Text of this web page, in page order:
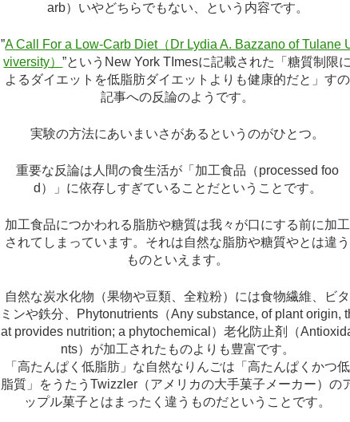
arb）いやどちらでもない、という内容です。
”A Call For a Low-Carb Diet（Dr Lydia A. Bazzano of Tulane
viversity）”というNew York TImesに記載された「糖質制限に
よるダイエットを低脂肪ダイエットよりも健康的だと」すの
記事への反論のようです。
実験の方法にあいまいさがあるというのがひとつ。
重要な反論は人間の食生活が「加工食品（processed foo
d）」に依存しすぎていることだということです。
加工食品につかわれる脂肪や糖質は我々が口にする前に加工
されてしまっています。それは自然な脂肪や糖質やとは違う
ものといえます。
自然な炭水化物（果物や豆類、全粒粉）には食物繊維、ビタ
ミンや鉄分、Phytonutrients（Any substance, of plant origin,
at provides nutrition; a phytochemical）老化防止剤（
nts）が加工されたものよりも豊富です。
「高たんぱく低脂肪」な自然なりんごは「高たんぱくかつ低
脂質」をうたうTwizzler（アメリカの大手菓子メーカー）の
ップル菓子とはまったく違うものだということです。